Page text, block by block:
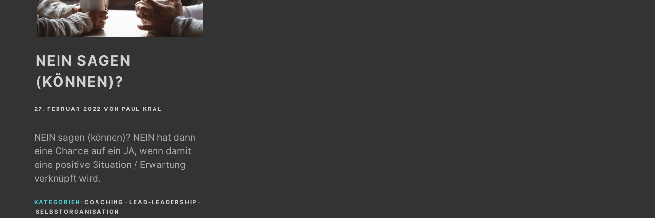
NEIN SAGEN
(KÖNNEN)?
27. FEBRUAR 2022 VONPAUL KRAL
NEIN sagen (können)? NEIN hat dann
eine Chance auf ein JA, wenn damit
eine positive Situation / Erwartung
verknüpft wird.
KATEGORIEN: COACHING · LEAD-LEADERSHIP ·
SELBSTORGANISATION